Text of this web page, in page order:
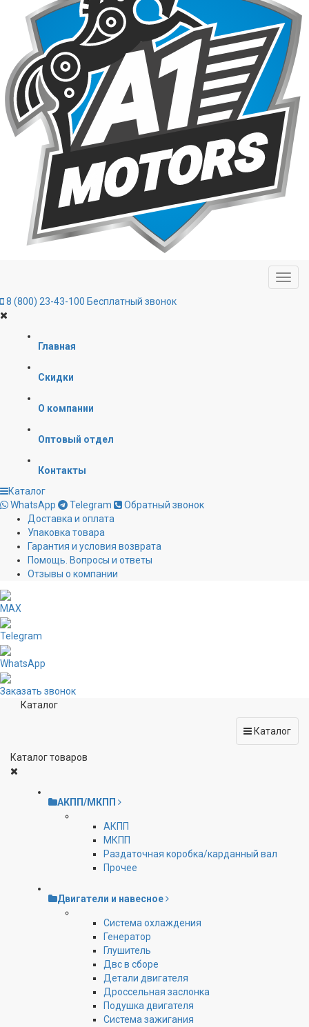
8 (800) 23-43-100 Бесплатный звонок
Главная
Скидки
О компании
Оптовый отдел
Контакты
Каталог
WhatsApp
Telegram
Обратный звонок
Доставка и оплата
Упаковка товара
Гарантия и условия возврата
Помощь. Вопросы и ответы
Отзывы о компании
MAX
Telegram
WhatsApp
Заказать звонок
Каталог
Каталог
Каталог товаров
АКПП/МКПП
АКПП
МКПП
Раздаточная коробка/карданный вал
Прочее
Двигатели и навесное
Cистема охлаждения
Генератор
Глушитель
Двс в сборе
Детали двигателя
Дроссельная заслонка
Подушка двигателя
Система зажигания